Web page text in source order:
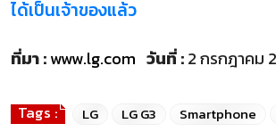
ได้เป็นเจ้าของแล้ว
ที่มา :www.lg.com วันที่ :2 กรกฎาคม
Tags : LG LG G3 Smartphone